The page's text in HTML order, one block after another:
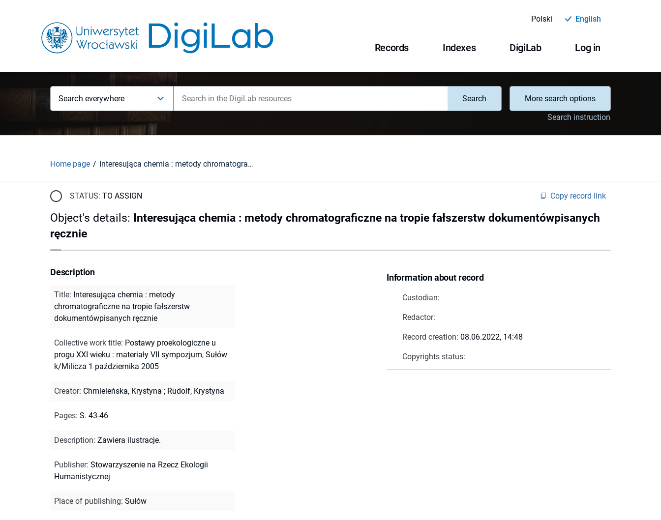
Polski English
Records Indexes DigiLab Log in
Search everywhere Search
More search options
Search instruction
Home page Interesująca chemia : metody chromatograficzne na tropie fałszerstw dokumentówpisanych ręcznie
STATUS: TO ASSIGN Copy record link
Object's details: Interesująca chemia : metody chromatograficzne na tropie fałszerstw dokumentówpisanych
ręcznie
Information about record
Custodian:
Redactor:
Record creation: 08.06.2022, 14:48
Copyrights status:
Description
Title: Interesująca chemia : metody
chromatograficzne na tropie fałszerstw
dokumentówpisanych ręcznie
Collective work title: Postawy proekologiczne u
progu XXI wieku : materiały VII sympozjum, Sułów
k/Milicza 1 października 2005
Creator: Chmieleńska, Krystyna ; Rudolf, Krystyna
Pages: S. 43-46
Description: Zawiera ilustracje.
Publisher: Stowarzyszenie na Rzecz Ekologii
Humanistycznej
Place of publishing: Sułów